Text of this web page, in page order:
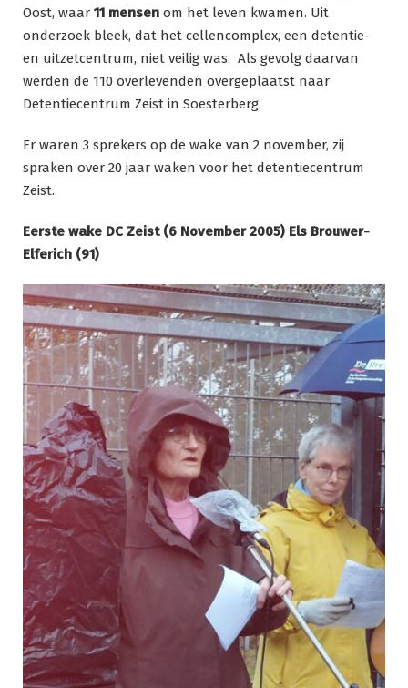
Oost, waar 11 mensen om het leven kwamen. Uit
onderzoek bleek, dat het cellencomplex, een detentie-
en uitzetcentrum, niet veilig was. Als gevolg daarvan
werden de 110 overlevenden overgeplaatst naar
Detentiecentrum Zeist in Soesterberg.
Er waren 3 sprekers op de wake van 2 november, zij
spraken over 20 jaar waken voor het detentiecentrum
Zeist.
Eerste wake DC Zeist (6 November 2005) Els Brouwer-
Elferich (91)